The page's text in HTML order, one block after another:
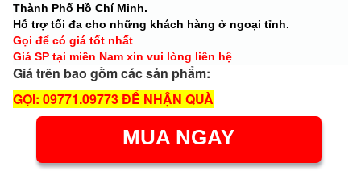
Thành Phố Hồ Chí Minh.
Hỗ trợ tối đa cho những khách hàng ở ngoại tỉnh.
Gọi để có giá tốt nhất
Giá SP tại miền Nam xin vui lòng liên hệ
Giá trên bao gồm các sản phẩm:
GỌI: 09771.09773 ĐỂ NHẬN QUÀ
MUA NGAY